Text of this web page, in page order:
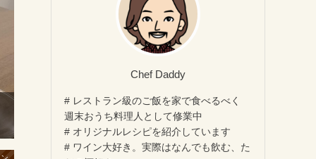
Chef Daddy
# レストラン級のご飯を家で食べるべく
週末おうち料理人として修業中
# オリジナルレシピを紹介しています
# ワイン大好き。実際はなんでも飲む、た